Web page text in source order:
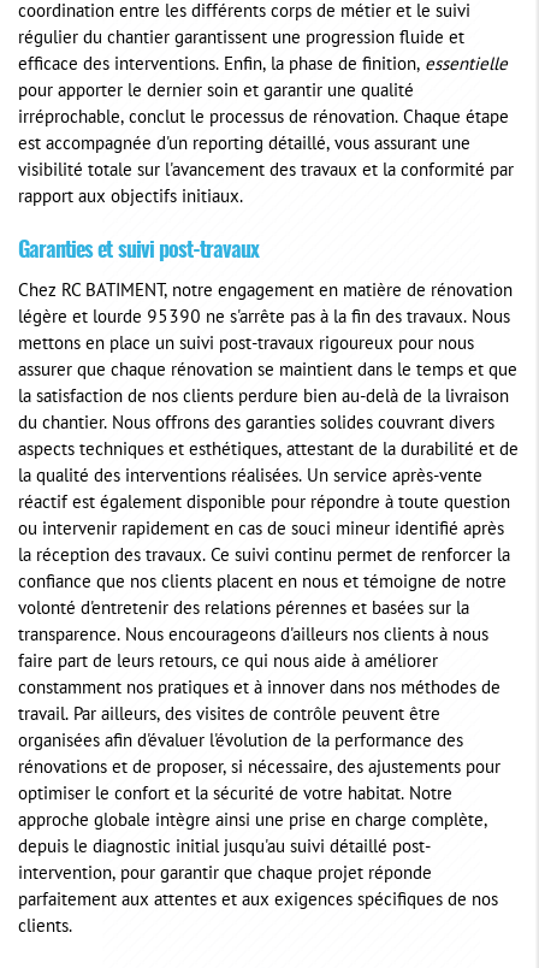
coordination entre les différents corps de métier et le suivi
régulier du chantier garantissent une progression fluide et
efficace des interventions. Enfin, la phase de finition, essentielle
pour apporter le dernier soin et garantir une qualité
irréprochable, conclut le processus de rénovation. Chaque étape
est accompagnée d'un reporting détaillé, vous assurant une
visibilité totale sur l'avancement des travaux et la conformité par
rapport aux objectifs initiaux.
Garanties et suivi post-travaux
Chez RC BATIMENT, notre engagement en matière de rénovation
légère et lourde 95390 ne s'arrête pas à la fin des travaux. Nous
mettons en place un suivi post-travaux rigoureux pour nous
assurer que chaque rénovation se maintient dans le temps et que
la satisfaction de nos clients perdure bien au-delà de la livraison
du chantier. Nous offrons des garanties solides couvrant divers
aspects techniques et esthétiques, attestant de la durabilité et de
la qualité des interventions réalisées. Un service après-vente
réactif est également disponible pour répondre à toute question
ou intervenir rapidement en cas de souci mineur identifié après
la réception des travaux. Ce suivi continu permet de renforcer la
confiance que nos clients placent en nous et témoigne de notre
volonté d'entretenir des relations pérennes et basées sur la
transparence. Nous encourageons d'ailleurs nos clients à nous
faire part de leurs retours, ce qui nous aide à améliorer
constamment nos pratiques et à innover dans nos méthodes de
travail. Par ailleurs, des visites de contrôle peuvent être
organisées afin d'évaluer l'évolution de la performance des
rénovations et de proposer, si nécessaire, des ajustements pour
optimiser le confort et la sécurité de votre habitat. Notre
approche globale intègre ainsi une prise en charge complète,
depuis le diagnostic initial jusqu'au suivi détaillé post-
intervention, pour garantir que chaque projet réponde
parfaitement aux attentes et aux exigences spécifiques de nos
clients.